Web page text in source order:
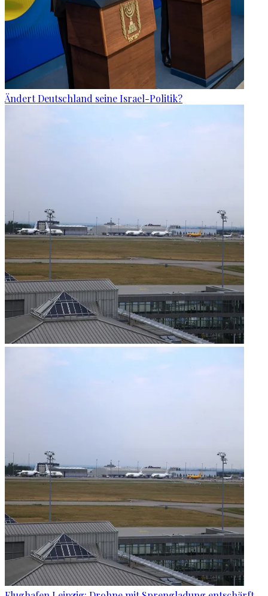
Ändert Deutschland seine Israel-Politik?